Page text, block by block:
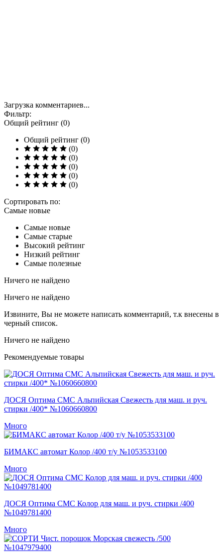
Загрузка комментариев...
Фильтр:
Общий рейтинг (0)
Общий рейтинг (0)
(0)
(0)
(0)
(0)
(0)
Сортировать по:
Самые новые
Самые новые
Самые старые
Высокий рейтинг
Низкий рейтинг
Самые полезные
Ничего не найдено
Ничего не найдено
Извините, Вы не можете написать комментарий, т.к внесены в
черный список.
Ничего не найдено
Рекомендуемые товары
ДОСЯ Оптима СМС Альпийская Свежесть для маш. и руч.
стирки /400* №1060660800
Много
БИМАКС автомат Колор /400 т/у №1053533100
Много
ДОСЯ Оптима СМС Колор для маш. и руч. стирки /400
№1049781400
Много